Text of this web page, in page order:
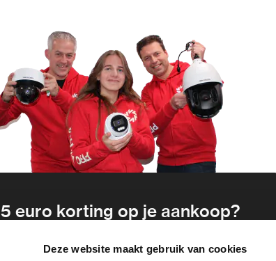
Deze website maakt gebruik van cookies
5 euro korting op je aankoop?
Schrijf je direct in voor onze nieuwsbrief en